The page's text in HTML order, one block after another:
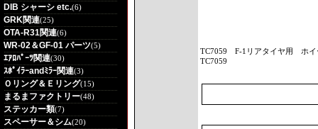
DIB シャーシ etc.(6)
GRK関連(25)
OTA-R31関連(6)
WR-02＆GF-01 パーツ(5)
ｴｱﾛﾊﾟｰﾂ関連(30)
ｽﾎﾟｲﾗｰandﾐﾗｰ関連(3)
Ｏリング＆Ｅリング(15)
まるまファクトリー(48)
ステッカー類(7)
スペーサー＆シム(20)
TC7059
F-1リアタイヤ用 ホ
TC7059